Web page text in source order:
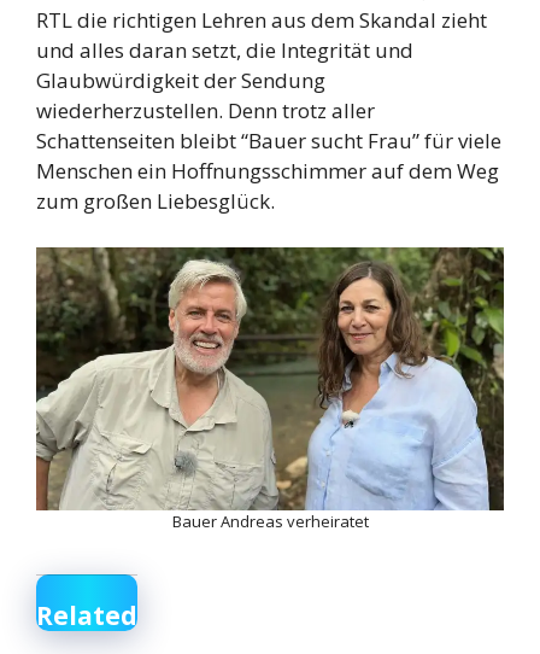
RTL die richtigen Lehren aus dem Skandal zieht
und alles daran setzt, die Integrität und
Glaubwürdigkeit der Sendung
wiederherzustellen. Denn trotz aller
Schattenseiten bleibt “Bauer sucht Frau” für viele
Menschen ein Hoffnungsschimmer auf dem Weg
zum großen Liebesglück.
Bauer Andreas verheiratet
Related